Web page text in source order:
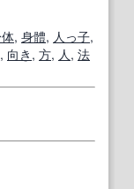
, 身體, 人っ子,
, 向き , 方, 人 , 法